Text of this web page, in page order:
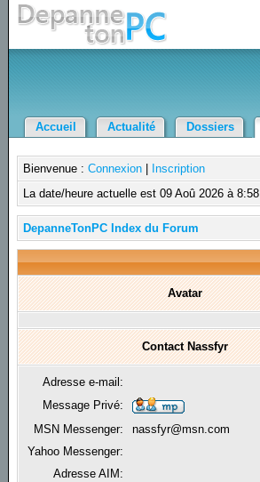
Accueil Actualité Dossiers
Bienvenue :Connexion
Inscription
La date/heure actuelle est 09 Aoû 2026 à 8:58
DepanneTonPC Index du Forum
Avatar
Contact Nassfyr
Adresse e-mail:
Message Privé:
MSN Messenger:
nassfyr@msn.com
Yahoo Messenger:
Adresse AIM: